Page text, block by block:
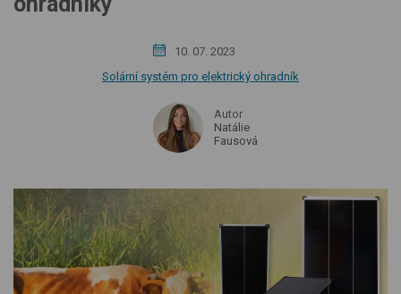
10. 07. 2023
Solární systém pro elektrický ohradník
Autor
Natálie
Fausová